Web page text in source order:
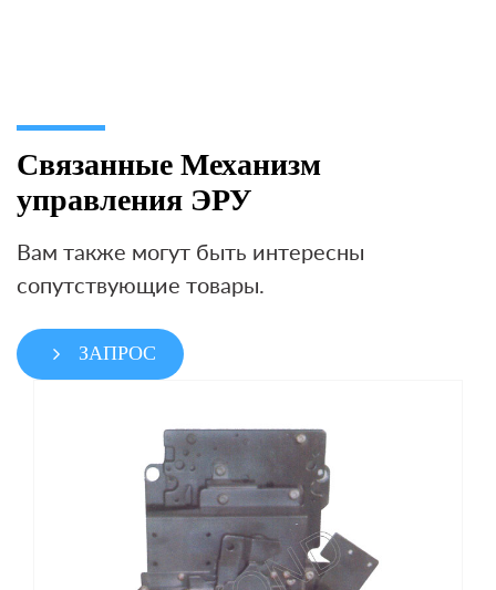
Связанные Механизм
управления ЭРУ
Вам также могут быть интересны
сопутствующие товары.
ЗАПРОС